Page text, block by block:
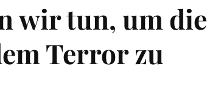
wir tun, um die
Terror zu